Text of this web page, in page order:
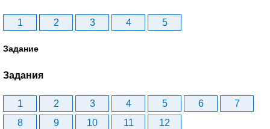
1 2 3 4 5
Задание
Задания
1 2 3 4 5 6
7
8
9 10 11 12